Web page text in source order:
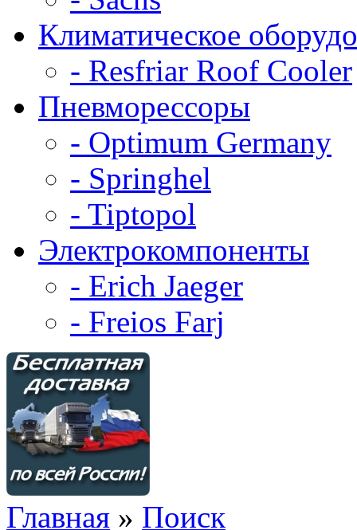
Климатическое
- Resfriar Roof Cooler
Пневморессоры
- Optimum Germany
- Springhel
- Tiptopol
Электрокомпоненты
- Erich Jaeger
- Freios Farj
Главная » Поиск